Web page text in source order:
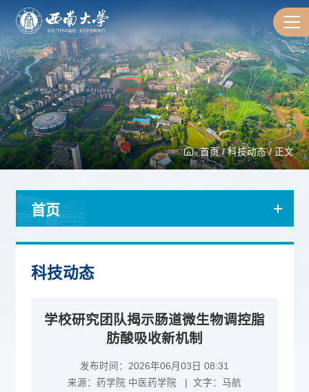
首页/科技动态/正文
首页
科技动态
学校研究团队揭示肠道微生物调控脂
肪酸吸收新机制
发布时间：2026年06月03日 08:31
来源： 药学院 中医药学院 | 文字： 马航